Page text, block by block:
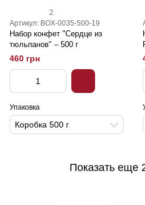
2
Артикул: BOX-0035-500-19
Набор конфет "Сердце из
тюльпанов" – 500 г
460 грн
Упаковка
Коробка 500 г
Показать еще